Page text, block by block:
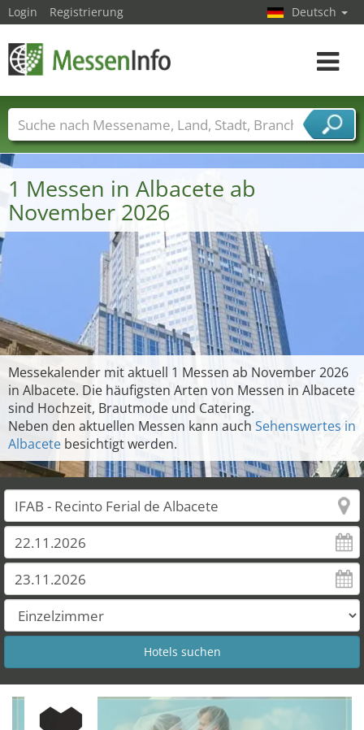
1 Messen in Albacete ab
November 2026
Messekalender mit aktuell 1 Messen ab November 2026
in Albacete. Die häufigsten Arten von Messen in Albacete
sind Hochzeit, Brautmode und Catering.
Neben den aktuellen Messen kann auch Sehenswertes in
Albacete besichtigt werden.
Login Registrierung Deutsch
Toggle
Messenamen Länder Städte
Branchen
Dienstleisterbranchen